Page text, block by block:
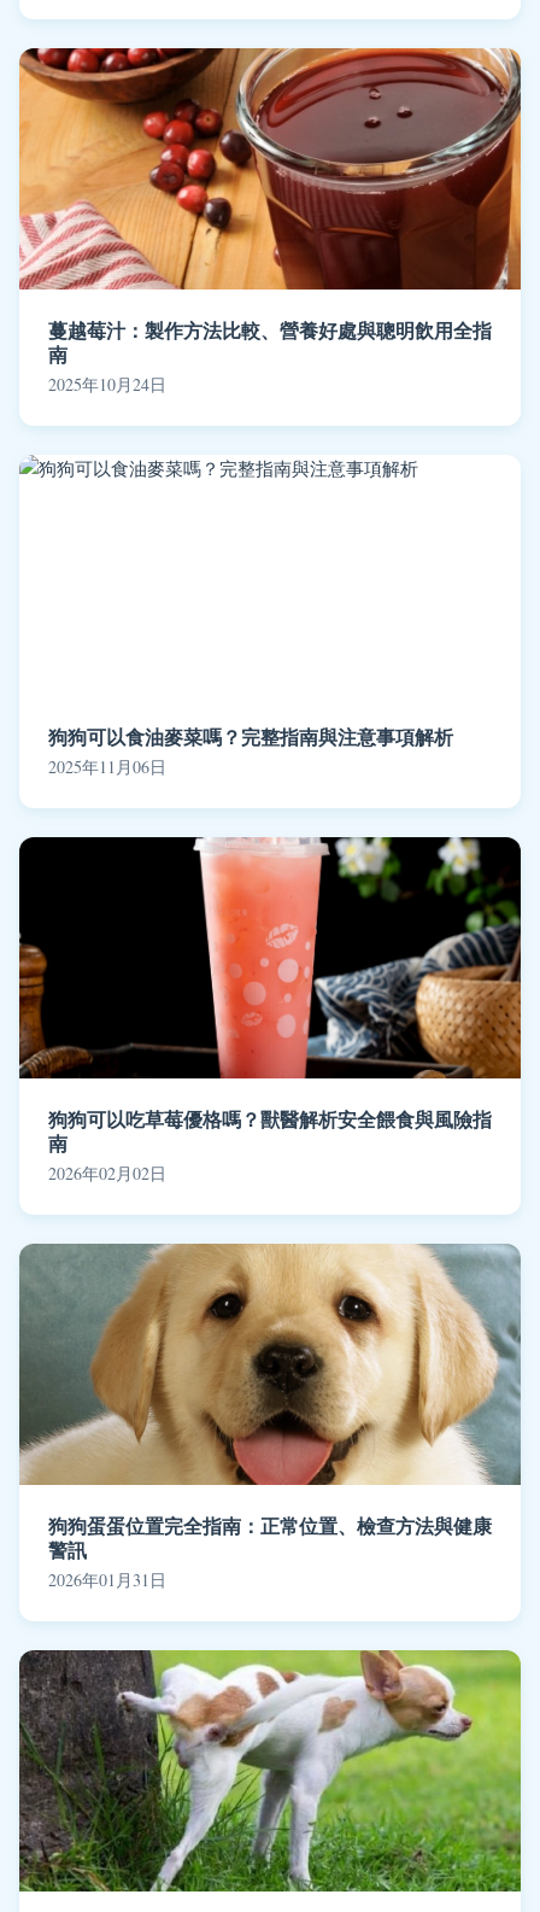
蔓越莓汁：製作方法比較、營養好處與聰明飲用全指
南
2025年10月24日
狗狗可以食油麥菜嗎？完整指南與注意事項解析
2025年11月06日
狗狗可以吃草莓優格嗎？獸醫解析安全餵食與風險指
南
2026年02月02日
狗狗蛋蛋位置完全指南：正常位置、檢查方法與健康
警訊
2026年01月31日